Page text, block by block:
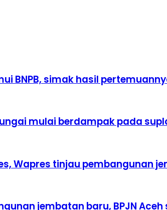
BNPB, simak hasil
mulai berdampak pada
Wapres tinjau pembangunan
jembatan baru, BPJN